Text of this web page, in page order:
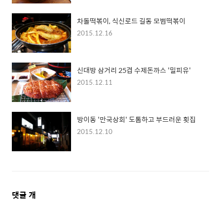
차돌떡볶이, 식신로드 길동 모범떡볶이
2015.12.16
신대방 삼거리 25겹 수제돈까스 '밀피유'
2015.12.11
방이동 '만국상회' 도톰하고 부드러운 횟집
2015.12.10
댓
댓글 개